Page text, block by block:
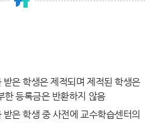
은 학생은 제적되며 제적된 학생은
한 등록금은 반환하지 않음
은 학생 중 사전에 교수학습센터의